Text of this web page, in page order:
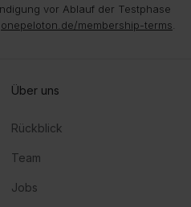
vor Ablauf der Testphase
onepeloton.de/membership-terms
Über uns
Rückblick
Team
Jobs